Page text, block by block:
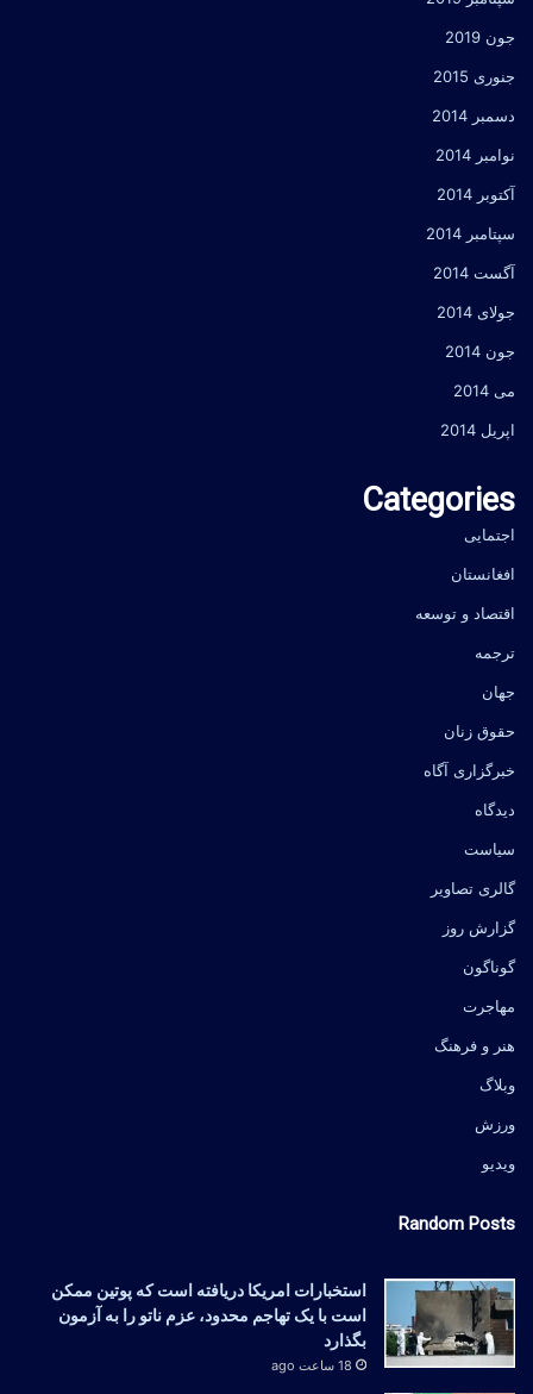
جون 2019
جنوری 2015
دسمبر 2014
نوامبر 2014
آکتوبر 2014
سپتامبر 2014
آگست 2014
جولای 2014
جون 2014
می 2014
اپریل 2014
Categories
اجتمایی
افغانستان
اقتصاد و توسعه
ترجمه
جهان
حقوق زنان
خبرگزاری آگاه
دیدگاه
سیاست
گالری تصاویر
گزارش روز
گوناگون
مهاجرت
هنر و فرهنگ
وبلاگ
ورزش
ویدیو
Random Posts
استخبارات امریکا دریافته است که پوتین ممکن
است با یک تهاجم محدود، عزم ناتو را به آزمون
بگذارد
18 ساعت ago